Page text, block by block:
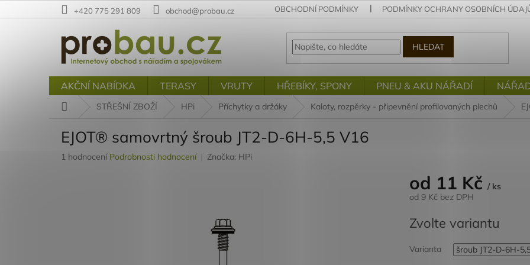
na
+420 775 291 809 obchod@probau.cz OBCHODNÍ PODMÍNKY PODMÍNKY OCHRANY OSOBNÍCH
HLEDAT
AKČNÍ NABÍDKA TERASY VRUTY HŘEBÍKY, SPONY PNEU & AKU NÁŘADÍ
STŘEŠNÍ ZBOŽÍ HPi Příchytky a držáky Kaloty, rozpěrky - připevnění profilovaných plechů
EJOT® samovrtný šroub JT2-D-6H-5,5 V16
Průměrné
1 hodnocení Podrobnosti hodnocení Značka: HPi
od 11 Kč / ks
od 9 Kč bez DPH
cena:
Zvolte variantu
Varianta